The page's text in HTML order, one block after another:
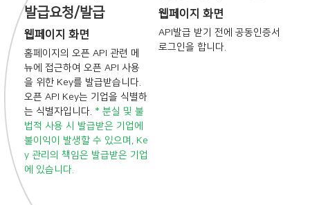
웹페이지 화면
API발급 받기 전에 공동인증서
로그인을 합니다.
발급요청/발급
웹페이지 화면
홈페이지의 오픈 API 관련 메
뉴에 접근하여 오픈 API 사용
을 위한 Key를 발급받습니다.
오픈 API Key는 기업을 식별하
는 식별자입니다. * 분실 및 불
법적 사용 시 발급받은 기업에
불이익이 발생할 수 있으며, Ke
y 관리의 책임은 발급받은 기업
에 있습니다.